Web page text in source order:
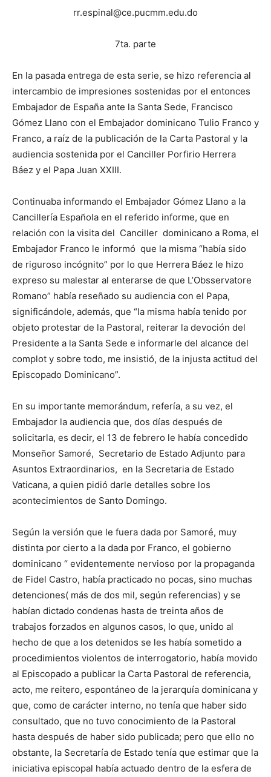
rr.espinal@ce.pucmm.edu.do
7ta. parte
En la pasada entrega de esta serie, se hizo referencia al
intercambio de impresiones sostenidas por el entonces
Embajador de España ante la Santa Sede, Francisco
Gómez Llano con el Embajador dominicano Tulio Franco y
Franco, a raíz de la publicación de la Carta Pastoral y la
audiencia sostenida por el Canciller Porfirio Herrera
Báez y el Papa Juan XXIII.
Continuaba informando el Embajador Gómez Llano a la
Cancillería Española en el referido informe, que en
relación con la visita del Canciller dominicano a Roma, el
Embajador Franco le informó que la misma “había sido
de riguroso incógnito” por lo que Herrera Báez le hizo
expreso su malestar al enterarse de que L’Obsservatore
Romano” había reseñado su audiencia con el Papa,
significándole, además, que “la misma había tenido por
objeto protestar de la Pastoral, reiterar la devoción del
Presidente a la Santa Sede e informarle del alcance del
complot y sobre todo, me insistió, de la injusta actitud del
Episcopado Dominicano”.
En su importante memorándum, refería, a su vez, el
Embajador la audiencia que, dos días después de
solicitarla, es decir, el 13 de febrero le había concedido
Monseñor Samoré, Secretario de Estado Adjunto para
Asuntos Extraordinarios, en la Secretaria de Estado
Vaticana, a quien pidió darle detalles sobre los
acontecimientos de Santo Domingo.
Según la versión que le fuera dada por Samoré, muy
distinta por cierto a la dada por Franco, el gobierno
dominicano “ evidentemente nervioso por la propaganda
de Fidel Castro, había practicado no pocas, sino muchas
detenciones( más de dos mil, según referencias) y se
habían dictado condenas hasta de treinta años de
trabajos forzados en algunos casos, lo que, unido al
hecho de que a los detenidos se les había sometido a
procedimientos violentos de interrogatorio, había movido
al Episcopado a publicar la Carta Pastoral de referencia,
acto, me reitero, espontáneo de la jerarquía dominicana y
que, como de carácter interno, no tenía que haber sido
consultado, que no tuvo conocimiento de la Pastoral
hasta después de haber sido publicada; pero que ello no
obstante, la Secretaría de Estado tenía que estimar que la
iniciativa episcopal había actuado dentro de la esfera de